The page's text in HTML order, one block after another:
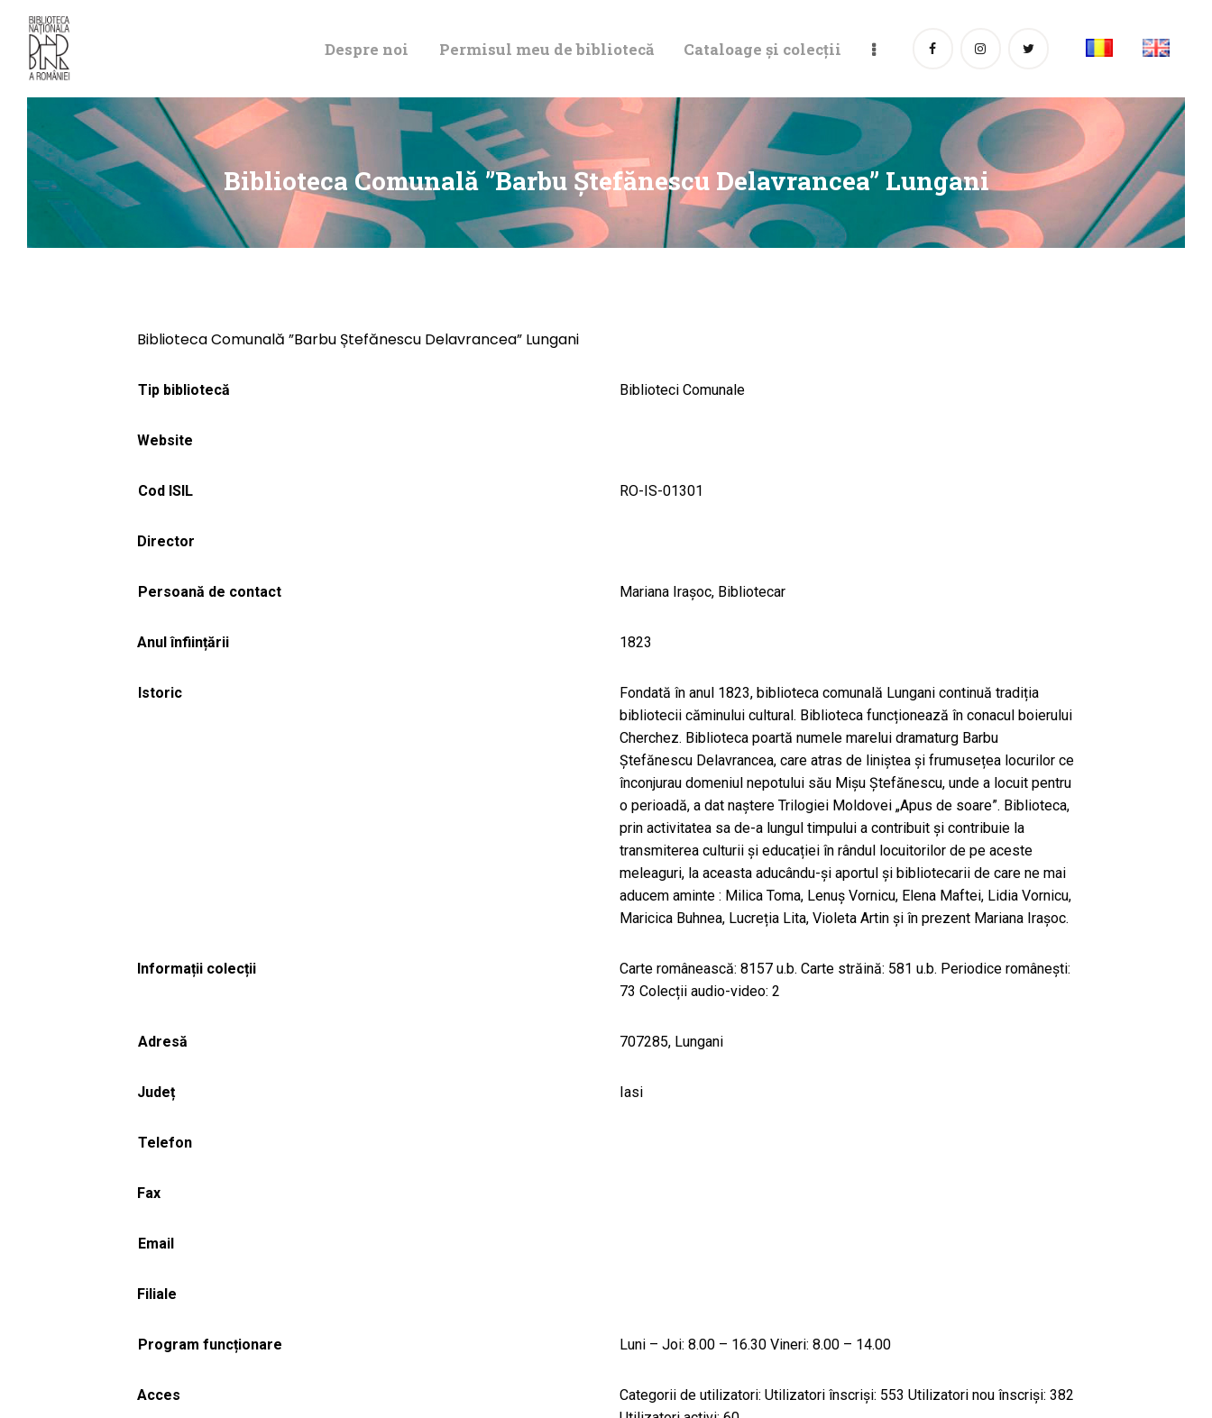
Despre noi Permisul meu de bibliotecă Cataloage și colecții
Biblioteca Comunală ”Barbu Ștefănescu Delavrancea” Lungani
DE BIBLIOTECĂ
CATALOAGE ȘI
COLECȚII
Biblioteca Comunală ”Barbu Ștefănescu Delavrancea” Lungani
Tip bibliotecă Biblioteci Comunale
Website
Cod ISIL RO-IS-01301
Director
Persoană de contact Mariana Iraşoc, Bibliotecar
Anul înființării 1823
Istoric
Fondată în anul 1823, biblioteca comunală Lungani continuă tradiția
bibliotecii căminului cultural. Biblioteca funcționează în conacul boierului
Cherchez. Biblioteca poartă numele marelui dramaturg Barbu
Ștefănescu Delavrancea, care atras de liniștea și frumusețea locurilor ce
înconjurau domeniul nepotului său Mișu Ștefănescu, unde a locuit pentru
o perioadă, a dat naștere Trilogiei Moldovei „Apus de soare”. Biblioteca,
prin activitatea sa de-a lungul timpului a contribuit și contribuie la
transmiterea culturii și educației în rândul locuitorilor de pe aceste
meleaguri, la aceasta aducându-și aportul și bibliotecarii de care ne mai
aducem aminte : Milica Toma, Lenuș Vornicu, Elena Maftei, Lidia Vornicu,
Maricica Buhnea, Lucreția Lita, Violeta Artin și în prezent Mariana Irașoc.
Informații colecții
Carte românească: 8157 u.b. Carte străină: 581 u.b. Periodice românești:
73 Colecții audio-video: 2
Adresă 707285, Lungani
Județ Iasi
Telefon
Fax
Email
Filiale
Program funcționare Luni – Joi: 8.00 – 16.30 Vineri: 8.00 – 14.00
Acces
Categorii de utilizatori: Utilizatori înscriși: 553 Utilizatori nou înscriși: 382